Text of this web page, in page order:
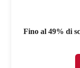
Fino al 49% di